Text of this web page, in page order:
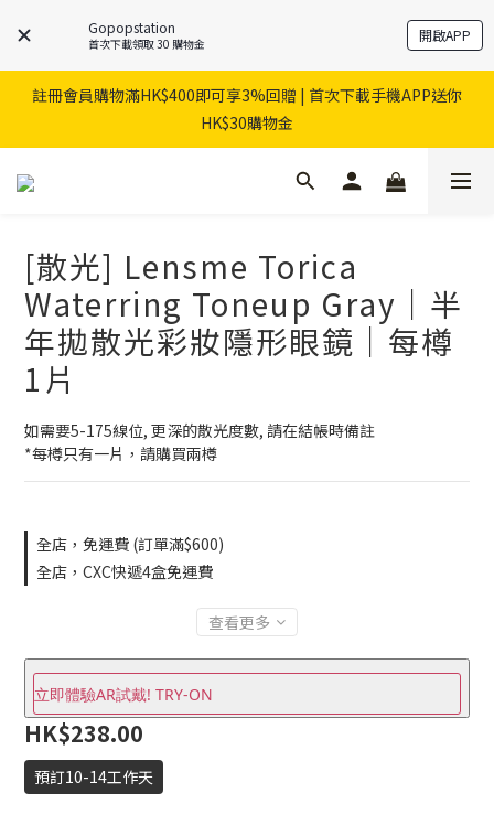
Gopopstation
首次下載領取 30 購物金 開啟APP
註冊會員購物滿HK$400即可享3%回贈 | 首次下載手機APP送你
HK$30購物金
[散光] Lensme Torica
Waterring Toneup Gray｜半
年拋散光彩妝隱形眼鏡｜每樽
1片
如需要5-175線位, 更深的散光度數, 請在結帳時備註
*每樽只有一片，請購買兩樽
全店，免運費 (訂單滿$600)
全店，CXC快遞4盒免運費
查看更多
立即體驗AR試戴! TRY-ON
HK$238.00
預訂10-14工作天